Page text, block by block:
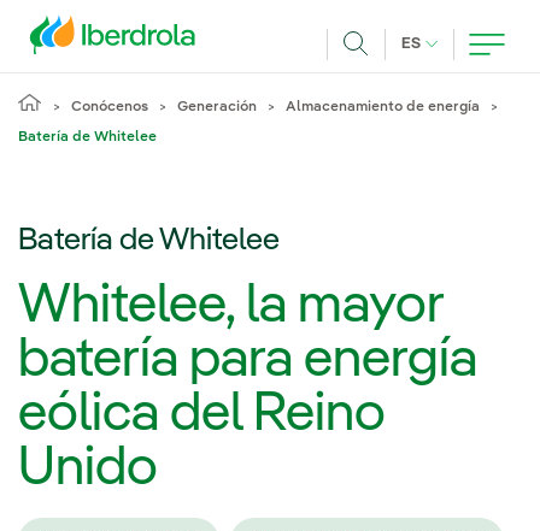
ES IDIOMA
Conócenos Generación Almacenamiento de energía
Batería de Whitelee
Batería de Whitelee
Whitelee, la mayor
batería para energía
eólica del Reino
Unido